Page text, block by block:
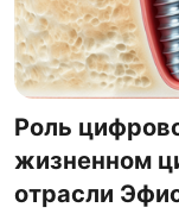
Роль
жизненном
отрасли